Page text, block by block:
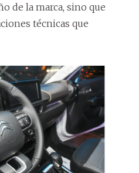
de la marca, sino que
técnicas que